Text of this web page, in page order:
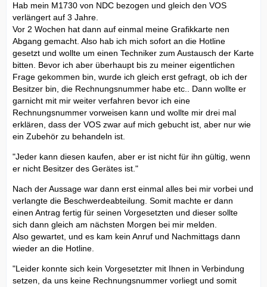
Hab mein M1730 von NDC bezogen und gleich den VOS
verlängert auf 3 Jahre.
Vor 2 Wochen hat dann auf einmal meine Grafikkarte nen
Abgang gemacht. Also hab ich mich sofort an die Hotline
gesetzt und wollte um einen Techniker zum Austausch der Karte
bitten. Bevor ich aber überhaupt bis zu meiner eigentlichen
Frage gekommen bin, wurde ich gleich erst gefragt, ob ich der
Besitzer bin, die Rechnungsnummer habe etc.. Dann wollte er
garnicht mit mir weiter verfahren bevor ich eine
Rechnungsnummer vorweisen kann und wollte mir drei mal
erklären, dass der VOS zwar auf mich gebucht ist, aber nur wie
ein Zubehör zu behandeln ist.
"Jeder kann diesen kaufen, aber er ist nicht für ihn gültig, wenn
er nicht Besitzer des Gerätes ist."
Nach der Aussage war dann erst einmal alles bei mir vorbei und
verlangte die Beschwerdeabteilung. Somit machte er dann
einen Antrag fertig für seinen Vorgesetzten und dieser sollte
sich dann gleich am nächsten Morgen bei mir melden.
Also gewartet, und es kam kein Anruf und Nachmittags dann
wieder an die Hotline.
"Leider konnte sich kein Vorgesetzter mit Ihnen in Verbindung
setzen, da uns keine Rechnungsnummer vorliegt und somit